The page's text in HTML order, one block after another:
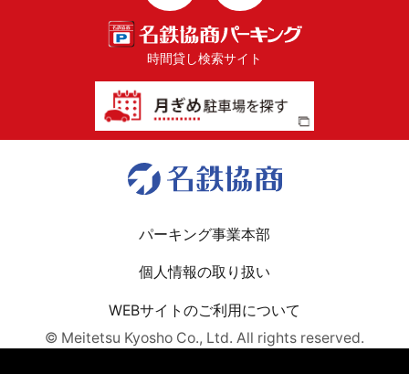
時間貸し検索サイト
パーキング事業本部
個人情報の取り扱い
WEBサイトのご利用について
© Meitetsu Kyosho Co., Ltd. All rights reserved.